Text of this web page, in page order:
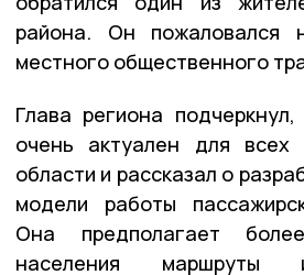
района. Он пожаловался
местного общественного
Глава региона
очень актуален для всех
области и рассказал о
модели работы
Она предполагает
населения маршруты